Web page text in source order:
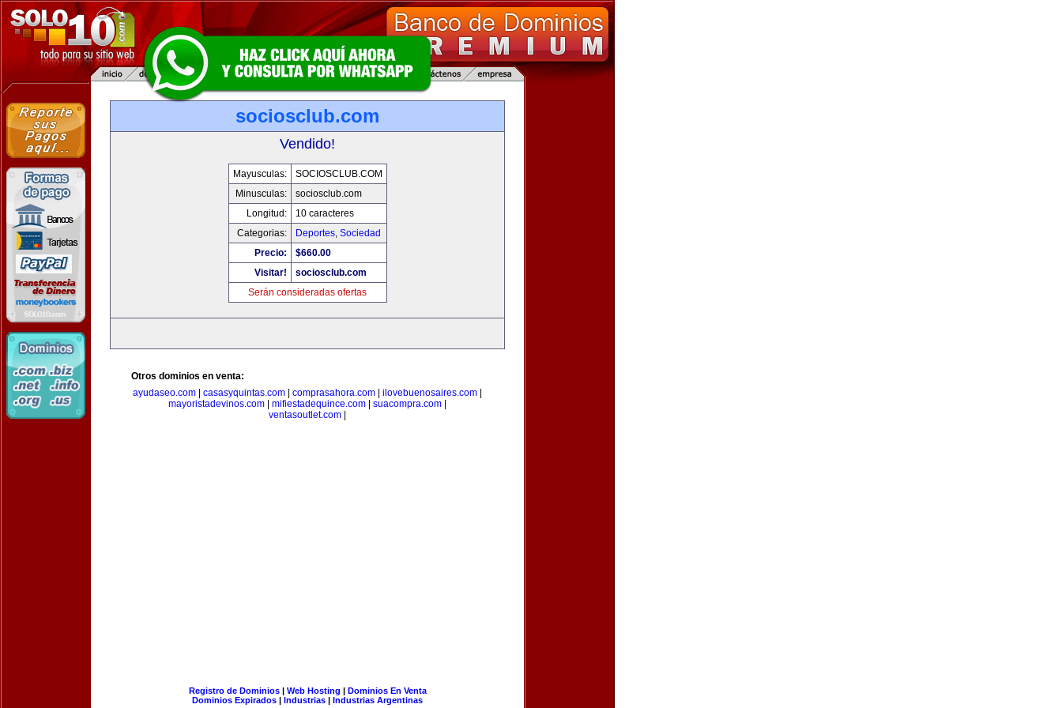
sociosclub.com
Vendido!
Mayusculas:
SOCIOSCLUB.COM
Minusculas:
sociosclub.com
Longitud:
10 caracteres
Categorias:
Deportes, Sociedad
Precio:
$660.00
Visitar!
sociosclub.com
Serán consideradas ofertas
Otros dominios en venta:
ayudaseo.com
casasyquintas.com comprasahora.com ilovebuenosaires.com
mayoristadevinos.com
mifiestadequince.com suacompra.com
ventasoutlet.com
Registro de Dominios| Web Hosting | Dominios En Venta
Dominios Expirados | Industrias | Industrias Argentinas